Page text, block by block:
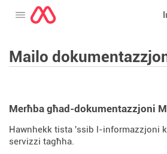
Tiftaħ il-menu
Mailo
Merħba għad-dokumentazzjoni
Hawnhekk tista 'ssib l-informazzjoni
servizzi tagħha.